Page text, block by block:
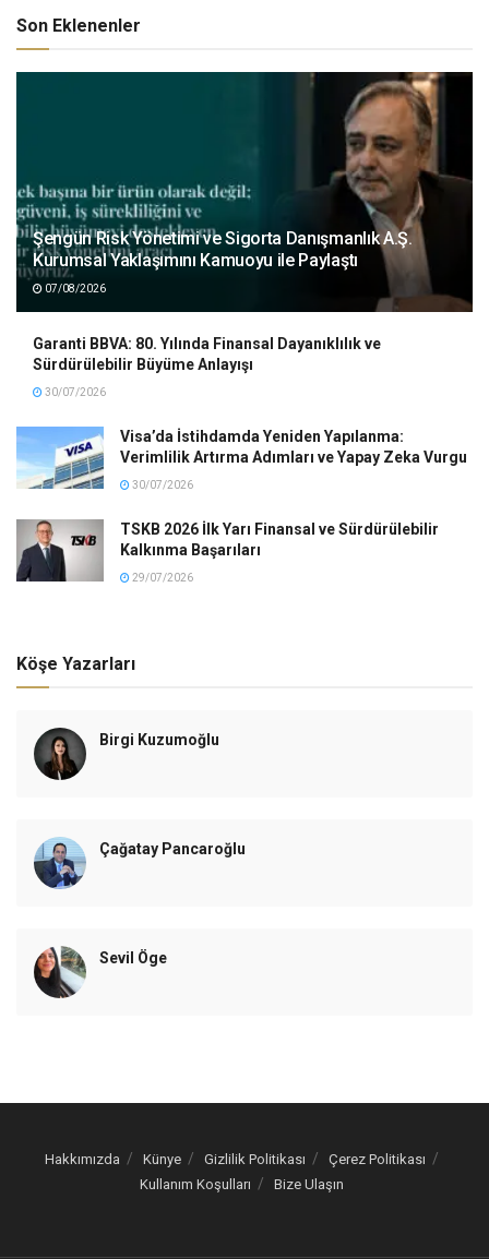
Son Eklenenler
Şengün Risk Yönetimi ve Sigorta Danışmanlık A.Ş.
Kurumsal Yaklaşımını Kamuoyu ile Paylaştı
07/08/2026
Garanti BBVA: 80. Yılında Finansal Dayanıklılık ve
Sürdürülebilir Büyüme Anlayışı
30/07/2026
Visa’da İstihdamda Yeniden Yapılanma:
Verimlilik Artırma Adımları ve Yapay Zeka Vurgu
30/07/2026
TSKB 2026 İlk Yarı Finansal ve Sürdürülebilir
Kalkınma Başarıları
29/07/2026
Köşe Yazarları
Birgi Kuzumoğlu
Çağatay Pancaroğlu
Sevil Öge
Hakkımızda Künye Gizlilik Politikası
Çerez Politikası
Kullanım Koşulları
Bize Ulaşın